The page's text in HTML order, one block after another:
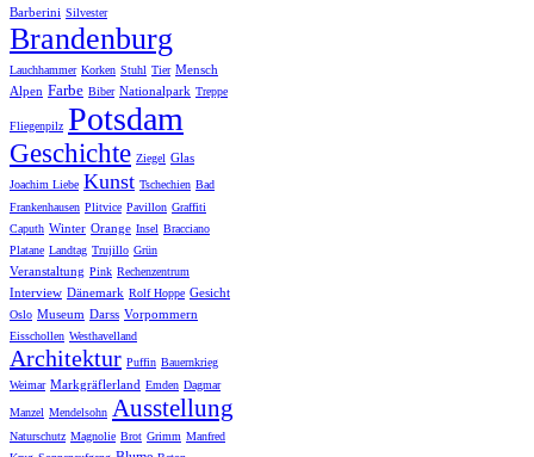
Barberini Silvester
Brandenburg
Lauchhammer Korken Stuhl Tier Mensch
Alpen Farbe Biber Nationalpark Treppe
Fliegenpilz Potsdam
Geschichte Ziegel Glas
Joachim Liebe Kunst Tschechien Bad
Frankenhausen Plitvice Pavillon Graffiti
Caputh Winter Orange Insel Bracciano
Platane Landtag Trujillo Grün
Veranstaltung Pink Rechenzentrum
Interview Dänemark Rolf Hoppe Gesicht
Oslo Museum Darss Vorpommern
Eisschollen Westhavelland
Architektur Puffin Bauernkrieg
Weimar Markgräflerland Emden Dagmar
Manzel Mendelsohn Ausstellung
Naturschutz Magnolie Brot Grimm Manfred